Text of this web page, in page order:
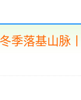
冬季落基山脉